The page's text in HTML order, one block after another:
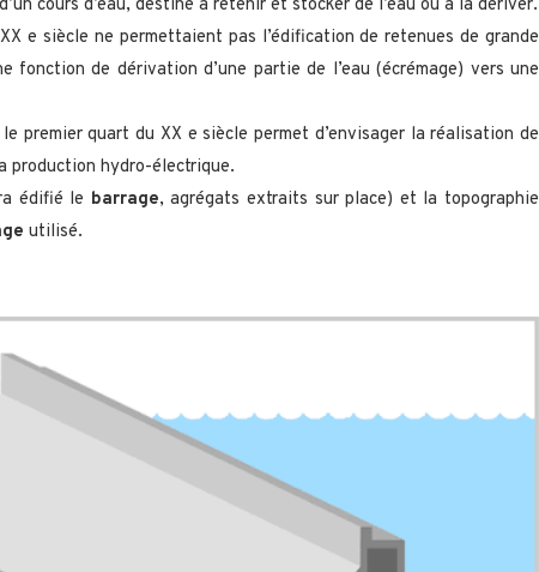
cours d’eau, destiné à retenir et stocker de l’eau ou à la dériver.
e siècle ne permettaient pas l’édification de retenues de grande
fonction de dérivation d’une partie de l’eau (écrémage) vers une
premier quart du XX e siècle permet d’envisager la réalisation de
production hydro-électrique.
édifié le barrage, agrégats extraits sur place) et la topographie
utilisé.